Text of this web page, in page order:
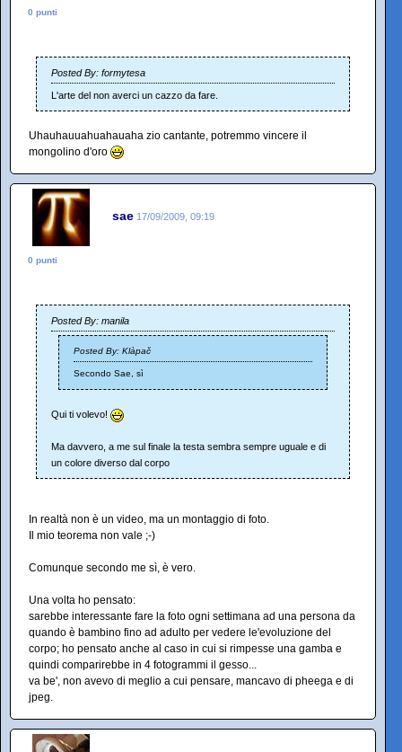
0 punti
Posted By: formytesa
L'arte del non averci un cazzo da fare.
Uhauhauuahuahauaha zio cantante, potremmo vincere il
mongolino d'oro
sae 17/09/2009, 09:19
0 punti
Posted By: manila
Posted By: Klàpač
Secondo Sae, sì
Qui ti volevo!
Ma davvero, a me sul finale la testa sembra sempre uguale e di
un colore diverso dal corpo
In realtà non è un video, ma un montaggio di foto.
Il mio teorema non vale ;-)
Comunque secondo me sì, è vero.
Una volta ho pensato:
sarebbe interessante fare la foto ogni settimana ad una persona da
quando è bambino fino ad adulto per vedere le'evoluzione del
corpo; ho pensato anche al caso in cui si rimpesse una gamba e
quindi comparirebbe in 4 fotogrammi il gesso...
va be', non avevo di meglio a cui pensare, mancavo di pheega e di
jpeg.